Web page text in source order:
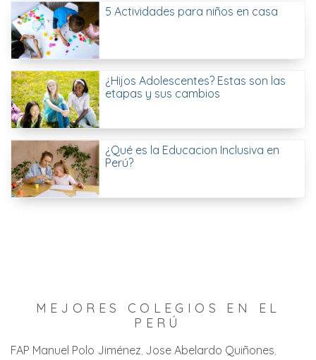
5 Actividades para niños en casa
¿Hijos Adolescentes? Estas son las
etapas y sus cambios
¿Qué es la Educacion Inclusiva en
Perú?
MEJORES COLEGIOS EN EL
PERÚ
FAP Manuel Polo Jiménez Jose Abelardo Quiñones